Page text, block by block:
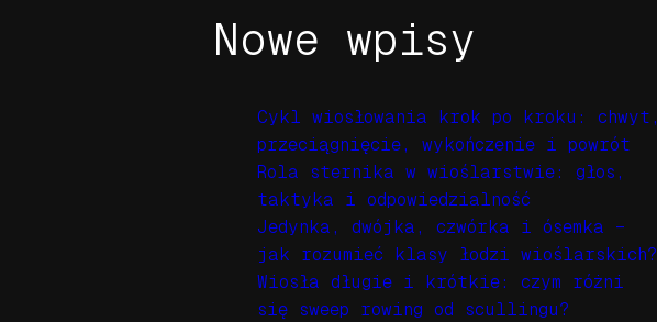
Nowe wpisy
Cykl wiosłowania krok po kroku: chwyt,
przeciągnięcie, wykończenie i powrót
Rola sternika w wioślarstwie: głos,
taktyka i odpowiedzialność
Jedynka, dwójka, czwórka i ósemka –
jak rozumieć klasy łodzi wioślarskich?
Wiosła długie i krótkie: czym różni
się sweep rowing od scullingu?